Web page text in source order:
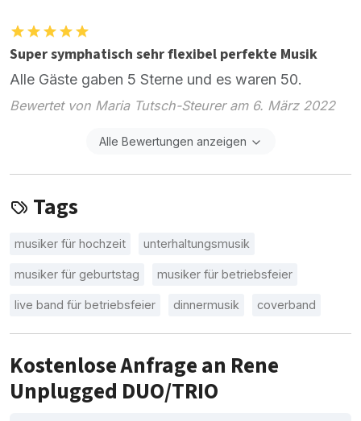
Super symphatisch sehr flexibel perfekte Musik
Alle Gäste gaben 5 Sterne und es waren 50.
Bewertet von Maria Tutsch-Steurer am 6. März 2022
Alle Bewertungen anzeigen
Tags
musiker für hochzeit unterhaltungsmusik
musiker für geburtstag musiker für betriebsfeier
live band für betriebsfeier dinnermusik coverband
Kostenlose Anfrage an Rene
Unplugged DUO/TRIO